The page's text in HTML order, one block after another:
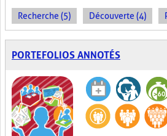
Recherche (5) Découverte (4)
PORTEFOLIOS ANNOTÉS